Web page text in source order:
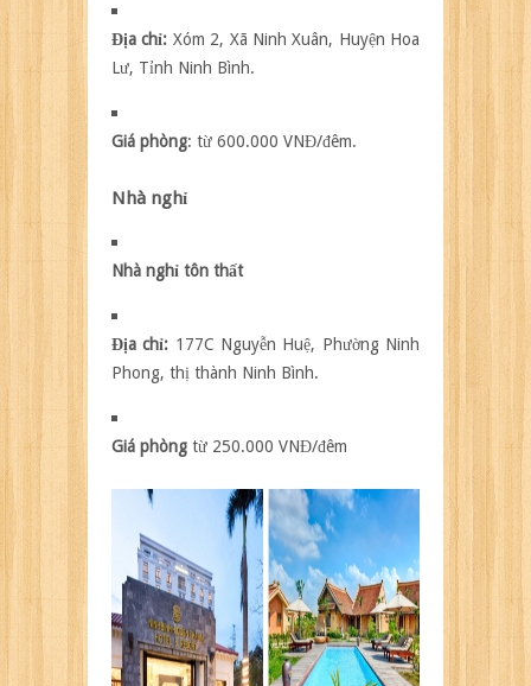
Địa chỉ: Xóm 2, Xã Ninh Xuân, Huyện Hoa
Lư, Tỉnh Ninh Bình.
Giá phòng: từ 600.000 VNĐ/đêm.
Nhà nghỉ
Nhà nghỉ tôn thất
Địa chỉ: 177C Nguyễn Huệ, Phường Ninh
Phong, thị thành Ninh Bình.
Giá phòng từ 250.000 VNĐ/đêm